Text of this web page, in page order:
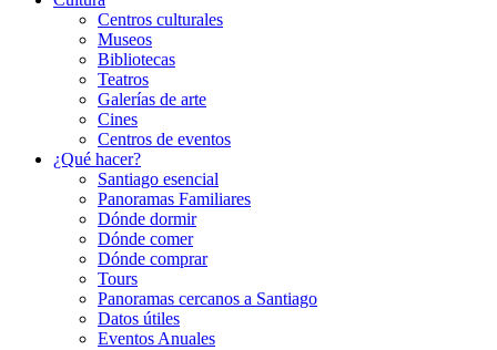
Centros culturales
Museos
Bibliotecas
Teatros
Galerí­as de arte
Cines
Centros de eventos
¿Qué hacer?
Santiago esencial
Panoramas Familiares
Dónde dormir
Dónde comer
Dónde comprar
Tours
Panoramas cercanos a Santiago
Datos útiles
Eventos Anuales